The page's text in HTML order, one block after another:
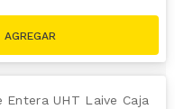
Entera UHT Laive Caja